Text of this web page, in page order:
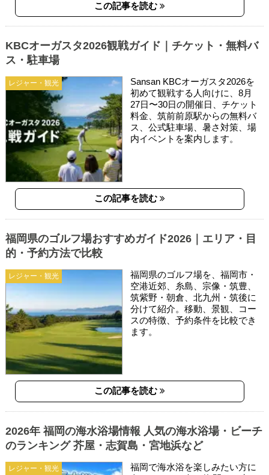
この記事を読む
レジャー・観光
KBCオーガスタ2026観戦ガイド｜チケット・無料バ
ス・駐車場
Sansan KBCオーガスタ2026を
初めて観戦する人向けに、8月
27日〜30日の開催日、チケット
料金、筑前前原駅からの無料バ
ス、公式駐車場、暑さ対策、場
内イベントを案内します。
この記事を読む
レジャー・観光
福岡県のゴルフ場おすすめガイド2026｜エリア・目
的・予約方法で比較
福岡県のゴルフ場を、福岡市・
空港近郊、糸島、宗像・筑豊、
筑紫野・朝倉、北九州・筑後に
分けて紹介。移動、景観、コー
スの特徴、予約条件を比較でき
ます。
この記事を読む
レジャー・観光
2026年 福岡の海水浴場情報 人気の海水浴場・ビーチ
のランキング 芥屋・志賀島・宮地浜など
福岡で海水浴を楽しみたい方に